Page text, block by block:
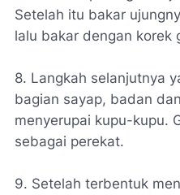
Setelah itu bakar
lalu bakar dengan korek
8. Langkah selanjutnya
bagian sayap, badan
menyerupai kupu-kupu.
sebagai perekat.
9. Setelah terbentuk